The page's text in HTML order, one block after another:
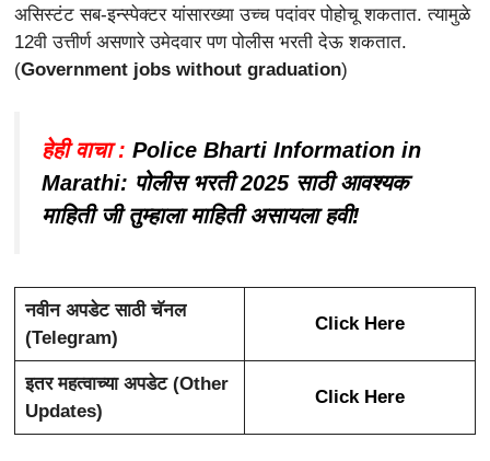
असिस्टंट सब-इन्स्पेक्टर यांसारख्या उच्च पदांवर पोहोचू शकतात. त्यामुळे
12वी उत्तीर्ण असणारे उमेदवार पण पोलीस भरती देऊ शकतात.
(Government jobs without graduation)
हेही वाचा : Police Bharti Information in
Marathi: पोलीस भरती 2025 साठी आवश्यक
माहिती जी तुम्हाला माहिती असायला हवी!
नवीन अपडेट साठी चॅनल
(Telegram)
Click Here
इतर महत्वाच्या अपडेट (Other
Updates)
Click Here